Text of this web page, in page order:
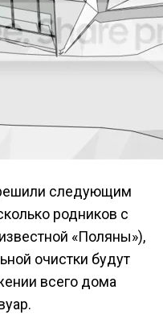
следующим
родников с
«Поляны»),
очистки будут
всего дома